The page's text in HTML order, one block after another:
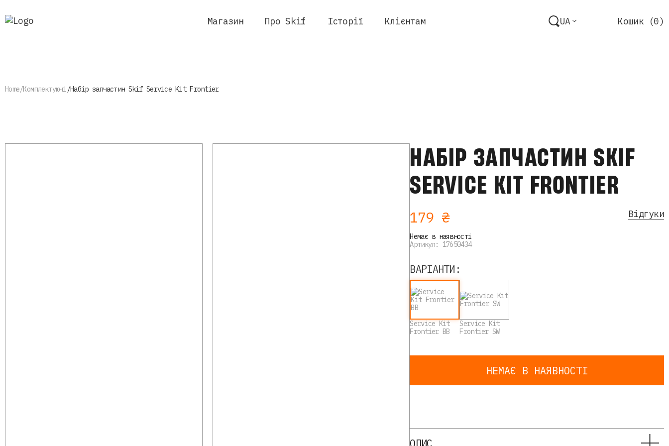
Магазин Про Skif Історії Клієнтам UA Кошик (0)
Home Комплектуючі Набір запчастин Skif Service Kit Frontier
НАБІР ЗАПЧАСТИН SKIF
SERVICE KIT FRONTIER
179 ₴
Немає в наявності
Відгуки
Артикул: 17650434
ВАРІАНТИ:
Service Kit
Frontier BB
Service Kit
Frontier SW
НЕМАЄ В НАЯВНОСТІ
ОПИС